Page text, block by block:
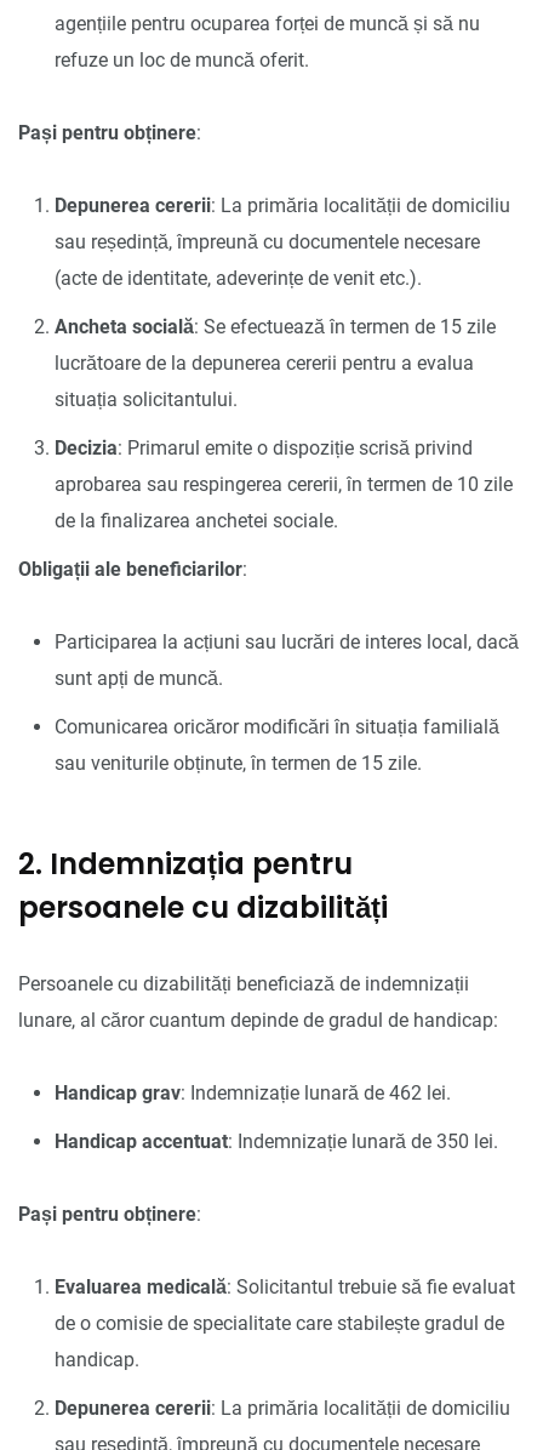
agențiile pentru ocuparea forței de muncă și să nu
refuze un loc de muncă oferit.
Pași pentru obținere:
Depunerea cererii: La primăria localității de domiciliu
sau reședință, împreună cu documentele necesare
(acte de identitate, adeverințe de venit etc.).
Ancheta socială: Se efectuează în termen de 15 zile
lucrătoare de la depunerea cererii pentru a evalua
situația solicitantului.
Decizia: Primarul emite o dispoziție scrisă privind
aprobarea sau respingerea cererii, în termen de 10 zile
de la finalizarea anchetei sociale.
Obligații ale beneficiarilor:
Participarea la acțiuni sau lucrări de interes local, dacă
sunt apți de muncă.
Comunicarea oricăror modificări în situația familială
sau veniturile obținute, în termen de 15 zile.
2. Indemnizația pentru
persoanele cu dizabilități
Persoanele cu dizabilități beneficiază de indemnizații
lunare, al căror cuantum depinde de gradul de handicap:
Handicap grav: Indemnizație lunară de 462 lei.
Handicap accentuat: Indemnizație lunară de 350 lei.
Pași pentru obținere:
Evaluarea medicală: Solicitantul trebuie să fie evaluat
de o comisie de specialitate care stabilește gradul de
handicap.
Depunerea cererii: La primăria localității de domiciliu
sau reședință, împreună cu documentele necesare